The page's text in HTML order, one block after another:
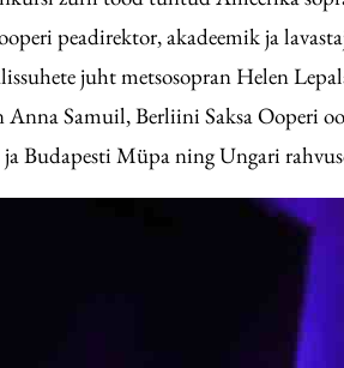
peadirektor, akadeemik ja
juht metsosopran Helen
Samuil, Berliini Saksa Ooperi
Budapesti Müpa ning Ungari